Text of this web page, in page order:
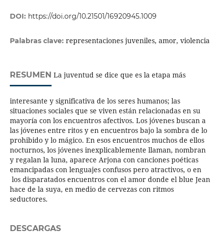
DOI: https://doi.org/10.21501/16920945.1009
Palabras clave: representaciones juveniles, amor, violencia
RESUMEN La juventud se dice que es la etapa más
interesante y significativa de los seres humanos; las
situaciones sociales que se viven están relacionadas en su
mayoría con los encuentros afectivos. Los jóvenes buscan a
las jóvenes entre ritos y en encuentros bajo la sombra de lo
prohibido y lo mágico. En esos encuentros muchos de ellos
nocturnos, los jóvenes inexplicablemente llaman, nombran
y regalan la luna, aparece Arjona con canciones poéticas
emancipadas con lenguajes confusos pero atractivos, o en
los disparatados encuentros con el amor donde el blue Jean
hace de la suya, en medio de cervezas con ritmos
seductores.
DESCARGAS